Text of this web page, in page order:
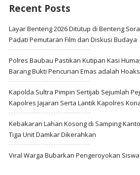
Recent Posts
Layar Benteng 2026 Ditutup di Benteng
Padati Pemutaran Film dan Diskusi Budaya
Polres Baubau Pastikan Kutipan Kasi
Barang Bukti Pencurian Emas adalah Hoaks
Kapolda Sultra Pimpin Sertijab Sejumlah
Kapolres Jajaran Serta Lantik Kapolres
Kebakaran Lahan Kosong di Samping
Tiga Unit Damkar Dikerahkan
Viral Warga Bubarkan Pengeroyokan